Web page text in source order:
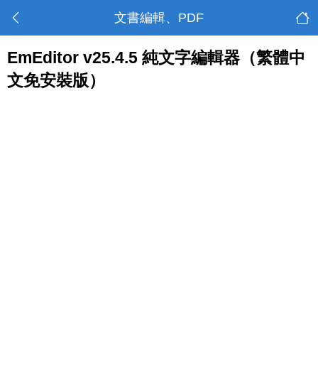
文書編輯、PDF
EmEditor v25.4.5 純文字編輯器（繁體中
文免安裝版）